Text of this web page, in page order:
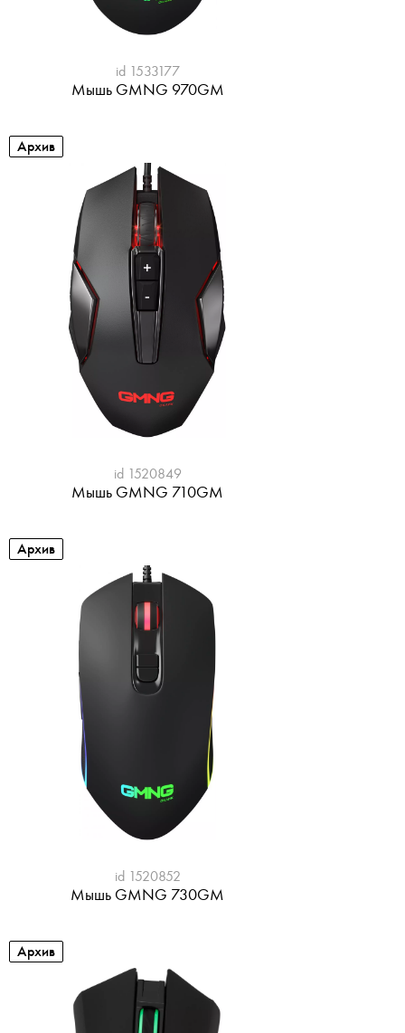
id 1533177
Мышь GMNG 970GM
Архив
id 1520849
Мышь GMNG 710GM
Архив
id 1520852
Мышь GMNG 730GM
Архив